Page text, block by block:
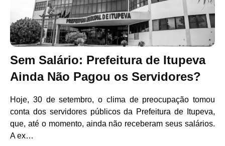
Sem Salário: Prefeitura de Itupeva
Ainda Não Pagou os Servidores?
Hoje, 30 de setembro, o clima de preocupação tomou
conta dos servidores públicos da Prefeitura de Itupeva,
que, até o momento, ainda não receberam seus salários.
A ex…